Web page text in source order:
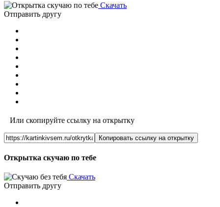
Скачать
Отправить другу
Или скопируйте ссылку на открытку
Копировать ссылку на открытку
Открытка скучаю по тебе
Скачать
Отправить другу